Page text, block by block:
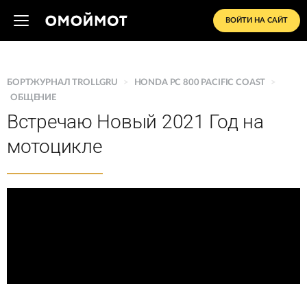
ВОЙТИ НА САЙТ
БОРТЖУРНАЛ TROLLGRU > HONDA PC 800 PACIFIC COAST
>
ОБЩЕНИЕ
Встречаю Новый 2021 Год на
мотоцикле